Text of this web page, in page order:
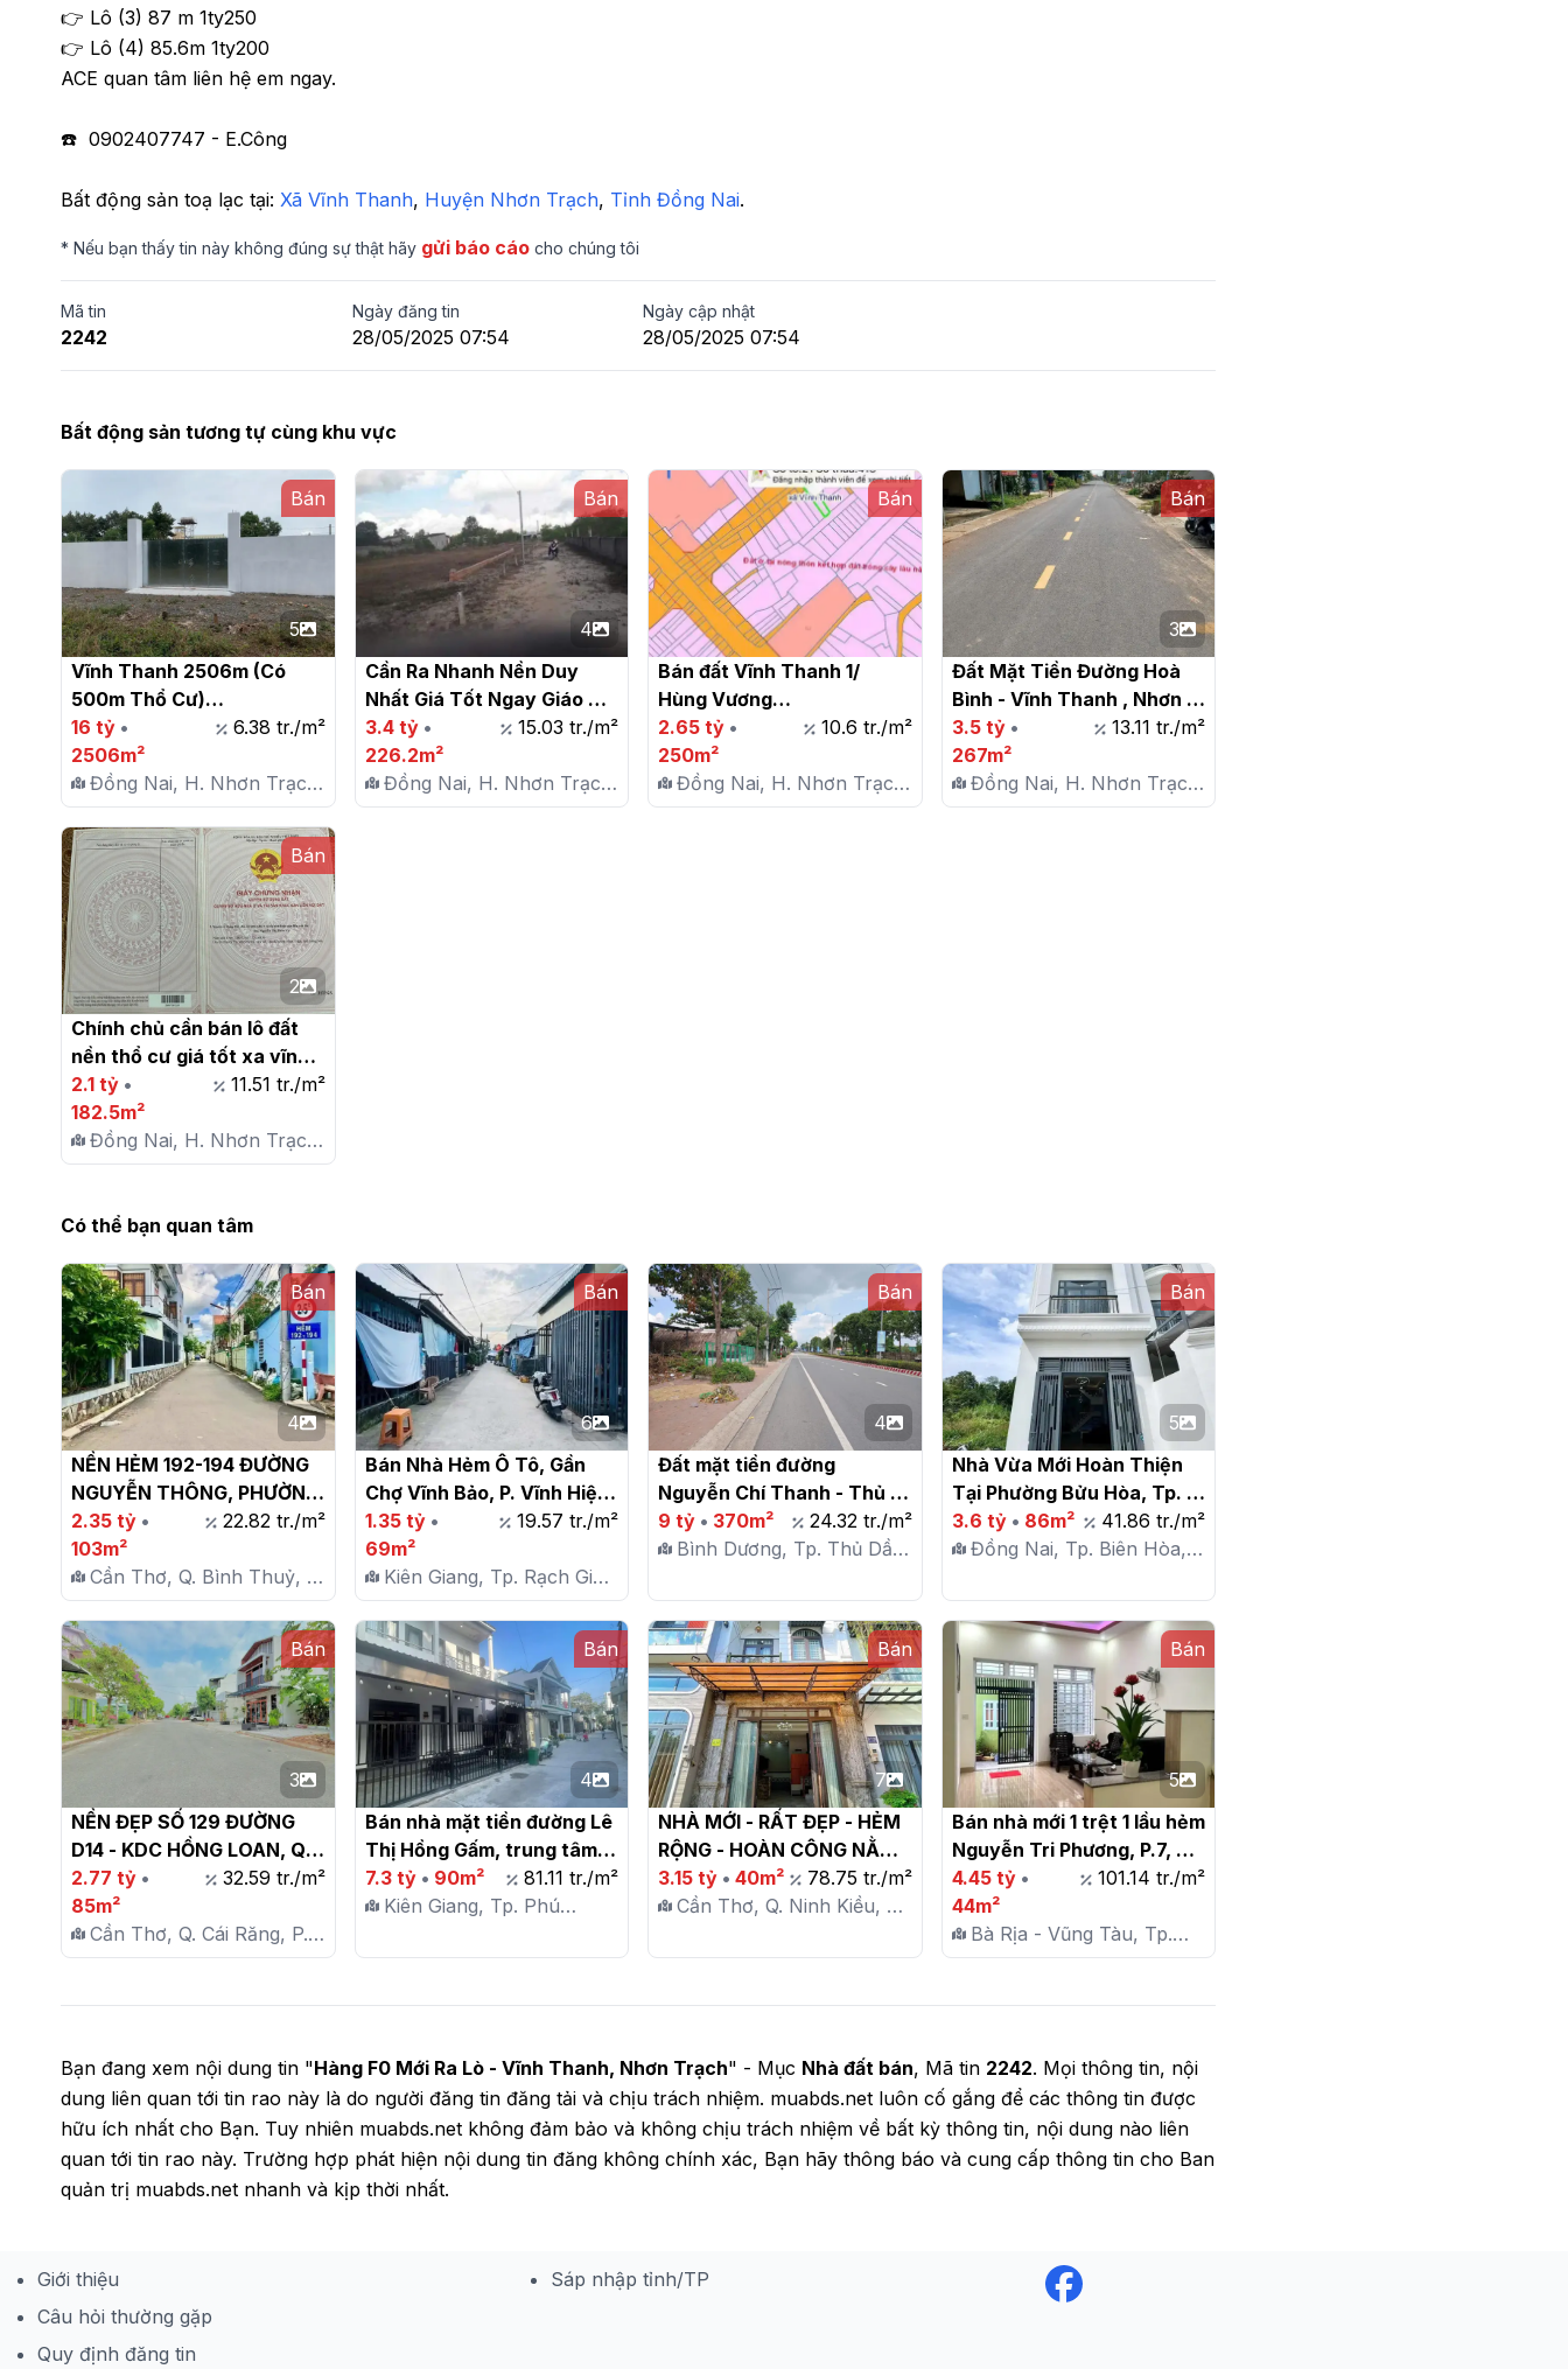
👉 Lô (3) 87 m 1ty250
👉 Lô (4) 85.6m 1ty200
ACE quan tâm liên hệ em ngay.
☎️  0902407747 - E.Công
Bất động sản toạ lạc tại: Xã Vĩnh Thanh, Huyện Nhơn Trạch, Tỉnh Đồng Nai.
* Nếu bạn thấy tin này không đúng sự thật hãy gửi báo cáo cho chúng tôi
Mã tin
2242
Ngày đăng tin
28/05/2025 07:54
Ngày cập nhật
28/05/2025 07:54
Bất động sản tương tự cùng khu vực
Bán
5
Vĩnh Thanh 2506m (Có
500m Thổ Cư)
16 tỷ •
2506m²
6.38 tr./m²
Đồng Nai, H. Nhơn Trạch,
X. Vĩnh Thanh
Bán
4
Cần Ra Nhanh Nền Duy
Nhất Giá Tốt Ngay Giáo Xứ
Bắc Thần, Vĩnh Thanh ,
Nhơn Trạch
3.4 tỷ•
226.2m²
15.03 tr./m²
Đồng Nai, H. Nhơn Trạch,
X. Vĩnh Thanh
Bán
Bán đất Vĩnh Thanh 1/
Hùng Vương
2.65 tỷ •
250m²
10.6 tr./m²
Đồng Nai, H. Nhơn Trạch,
X. Vĩnh Thanh
Bán
3
Đất Mặt Tiền Đường Hoà
Bình - Vĩnh Thanh , Nhơn
Trạch
3.5 tỷ•
267m²
13.11 tr./m²
Đồng Nai, H. Nhơn Trạch,
X. Vĩnh Thanh
Bán
2
Chính chủ cần bán lô đất
nền thổ cư giá tốt xa vĩnh
thanh, nhơn trạch đồng
nai.
2.1 tỷ •
182.5m²
11.51 tr./m²
Đồng Nai, H. Nhơn Trạch,
X. Vĩnh Thanh
Có thể bạn quan tâm
Bán
4
NỀN HẺM 192-194 ĐƯỜNG
NGUYỄN THÔNG, PHƯỜNG
AN THỚI, BÌNH THỦY, TP.
CẦN THƠ
2.35 tỷ •
103m²
22.82 tr./m²
Cần Thơ, Q. Bình Thuỷ, P.
An Thới
Bán
6
Bán Nhà Hẻm Ô Tô, Gần
Chợ Vĩnh Bảo, P. Vĩnh Hiệp,
Rạch Giá
1.35 tỷ•
69m²
19.57 tr./m²
Kiên Giang, Tp. Rạch Giá,
P. Vĩnh Hiệp
Bán
4
Đất mặt tiền đường
Nguyễn Chí Thanh - Thủ
Dầu Một
9 tỷ • 370m²
24.32 tr./m²
Bình Dương, Tp. Thủ Dầu
Bán
5
Nhà Vừa Mới Hoàn Thiện
Tại Phường Bửu Hòa, Tp.
Biên Hòa
3.6 tỷ• 86m²
41.86 tr./m²
Đồng Nai, Tp. Biên Hòa,
Bán
3
NỀN ĐẸP SỐ 129 ĐƯỜNG
D14 - KDC HỒNG LOAN, Q.
CÁI RĂNG, TP CẦN THƠ
2.77 tỷ •
85m²
32.59 tr./m²
Cần Thơ, Q. Cái Răng, P.
Hưng Thạnh
Bán
4
Bán nhà mặt tiền đường Lê
Thị Hồng Gấm, trung tâm
chợ đêm, 4 phòng ngủ, 3
toilet, gần 90m2 full thổ
7.3 tỷ• 90m²
81.11 tr./m²
Kiên Giang, Tp. Phú
Bán
7
NHÀ MỚI - RẤT ĐẸP - HẺM
RỘNG - HOÀN CÔNG NẰM
NGAY - TRUNG TÂM TP
CẦN THƠ
3.15 tỷ •40m²
78.75 tr./m²
Cần Thơ, Q. Ninh Kiều, P.
Bán
5
Bán nhà mới 1 trệt 1 lầu hẻm
Nguyễn Tri Phương, P.7,
TP. Vũng Tàu
4.45 tỷ•
44m²
101.14 tr./m²
Bà Rịa - Vũng Tàu, Tp.
Vũng Tàu, P. 7
Bạn đang xem nội dung tin "Hàng F0 Mới Ra Lò - Vĩnh Thanh, Nhơn Trạch" - Mục Nhà đất bán, Mã tin 2242. Mọi thông tin, nội
dung liên quan tới tin rao này là do người đăng tin đăng tải và chịu trách nhiệm. muabds.net luôn cố gắng để các thông tin được
hữu ích nhất cho Bạn. Tuy nhiên muabds.net không đảm bảo và không chịu trách nhiệm về bất kỳ thông tin, nội dung nào liên
quan tới tin rao này. Trường hợp phát hiện nội dung tin đăng không chính xác, Bạn hãy thông báo và cung cấp thông tin cho Ban
quản trị muabds.net nhanh và kịp thời nhất.
Giới thiệu
Câu hỏi thường gặp
Quy định đăng tin
Sáp nhập tỉnh/TP